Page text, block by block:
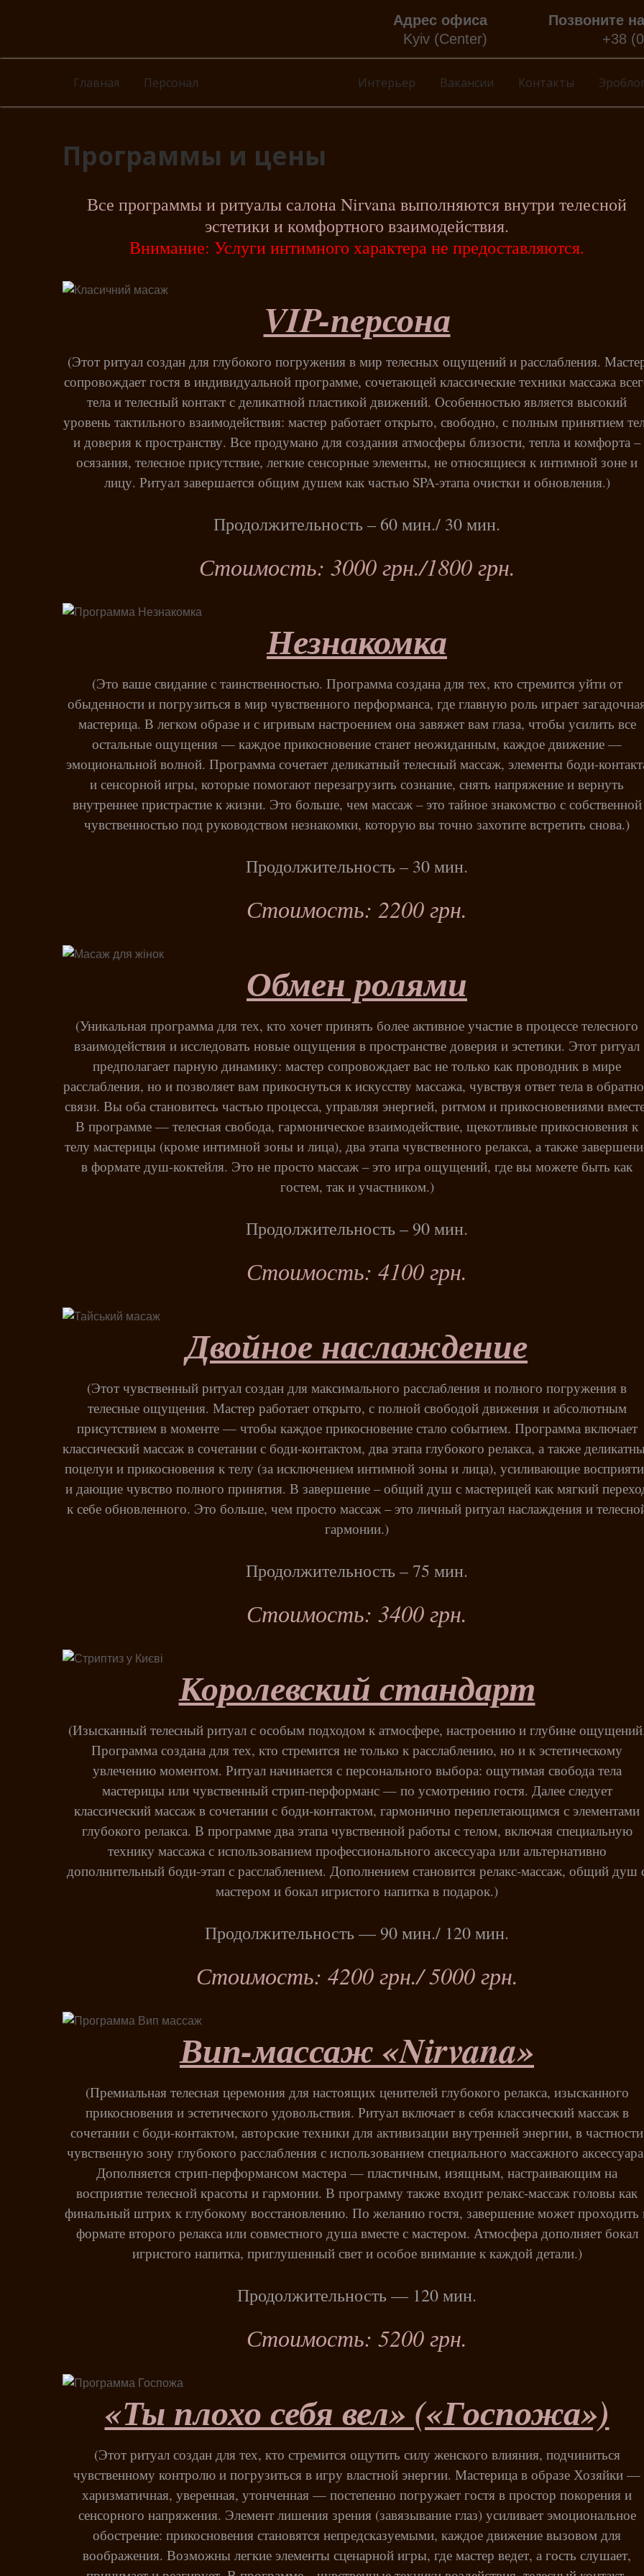
Адрес офиса
Kyiv (Center)
Позвоните
+38
Главная Персонал Интерьер Вакансии Контакты
Программы и цены
Все программы и ритуалы салона Nirvana выполняются внутри телесной
эстетики и комфортного взаимодействия.
Внимание: Услуги интимного характера не предоставляются.
VIP-персона
(Этот ритуал создан для глубокого погружения в мир телесных ощущений и расслабления.
сопровождает гостя в индивидуальной программе, сочетающей классические техники массажа
тела и телесный контакт с деликатной пластикой движений. Особенностью является высокий
уровень тактильного взаимодействия: мастер работает открыто, свободно, с полным принятием
и доверия к пространству. Все продумано для создания атмосферы близости, тепла и комфорта –
осязания, телесное присутствие, легкие сенсорные элементы, не относящиеся к интимной зоне и
лицу. Ритуал завершается общим душем как частью SPA-этапа очистки и обновления.)
Продолжительность – 60 мин./ 30 мин.
Стоимость: 3000 грн./1800 грн.
Незнакомка
(Это ваше свидание с таинственностью. Программа создана для тех, кто стремится уйти от
обыденности и погрузиться в мир чувственного перформанса, где главную роль играет
мастерица. В легком образе и с игривым настроением она завяжет вам глаза, чтобы усилить все
остальные ощущения — каждое прикосновение станет неожиданным, каждое движение —
эмоциональной волной. Программа сочетает деликатный телесный массаж, элементы боди-
и сенсорной игры, которые помогают перезагрузить сознание, снять напряжение и вернуть
внутреннее пристрастие к жизни. Это больше, чем массаж – это тайное знакомство с собственной
чувственностью под руководством незнакомки, которую вы точно захотите встретить снова.)
Продолжительность – 30 мин.
Стоимость: 2200 грн.
Обмен ролями
(Уникальная программа для тех, кто хочет принять более активное участие в процессе телесного
взаимодействия и исследовать новые ощущения в пространстве доверия и эстетики. Этот ритуал
предполагает парную динамику: мастер сопровождает вас не только как проводник в мире
расслабления, но и позволяет вам прикоснуться к искусству массажа, чувствуя ответ тела в
связи. Вы оба становитесь частью процесса, управляя энергией, ритмом и прикосновениями
В программе — телесная свобода, гармоническое взаимодействие, щекотливые прикосновения к
телу мастерицы (кроме интимной зоны и лица), два этапа чувственного релакса, а также
в формате душ-коктейля. Это не просто массаж – это игра ощущений, где вы можете быть как
гостем, так и участником.)
Продолжительность – 90 мин.
Стоимость: 4100 грн.
Двойное наслаждение
(Этот чувственный ритуал создан для максимального расслабления и полного погружения в
телесные ощущения. Мастер работает открыто, с полной свободой движения и абсолютным
присутствием в моменте — чтобы каждое прикосновение стало событием. Программа включает
классический массаж в сочетании с боди-контактом, два этапа глубокого релакса, а также
поцелуи и прикосновения к телу (за исключением интимной зоны и лица), усиливающие
и дающие чувство полного принятия. В завершение – общий душ с мастерицей как мягкий
к себе обновленного. Это больше, чем просто массаж – это личный ритуал наслаждения и
гармонии.)
Продолжительность – 75 мин.
Стоимость: 3400 грн.
Королевский стандарт
(Изысканный телесный ритуал с особым подходом к атмосфере, настроению и глубине
Программа создана для тех, кто стремится не только к расслаблению, но и к эстетическому
увлечению моментом. Ритуал начинается с персонального выбора: ощутимая свобода тела
мастерицы или чувственный стрип-перформанс — по усмотрению гостя. Далее следует
классический массаж в сочетании с боди-контактом, гармонично переплетающимся с элементами
глубокого релакса. В программе два этапа чувственной работы с телом, включая специальную
технику массажа с использованием профессионального аксессуара или альтернативно
дополнительный боди-этап с расслаблением. Дополнением становится релакс-массаж, общий душ
мастером и бокал игристого напитка в подарок.)
Продолжительность — 90 мин./ 120 мин.
Стоимость: 4200 грн./ 5000 грн.
Вип-массаж «Nirvana»
(Премиальная телесная церемония для настоящих ценителей глубокого релакса, изысканного
прикосновения и эстетического удовольствия. Ритуал включает в себя классический массаж в
сочетании с боди-контактом, авторские техники для активизации внутренней энергии, в частности
чувственную зону глубокого расслабления с использованием специального массажного
Дополняется стрип-перформансом мастера — пластичным, изящным, настраивающим на
восприятие телесной красоты и гармонии. В программу также входит релакс-массаж головы как
финальный штрих к глубокому восстановлению. По желанию гостя, завершение может проходить
формате второго релакса или совместного душа вместе с мастером. Атмосфера дополняет бокал
игристого напитка, приглушенный свет и особое внимание к каждой детали.)
Продолжительность — 120 мин.
Стоимость: 5200 грн.
«Ты плохо себя вел» («Госпожа»)
(Этот ритуал создан для тех, кто стремится ощутить силу женского влияния, подчиниться
чувственному контролю и погрузиться в игру властной энергии. Мастерица в образе Хозяйки —
харизматичная, уверенная, утонченная — постепенно погружает гостя в простор покорения и
сенсорного напряжения. Элемент лишения зрения (завязывание глаз) усиливает эмоциональное
обострение: прикосновения становятся непредсказуемыми, каждое движение вызовом для
воображения. Возможны легкие элементы сценарной игры, где мастер ведет, а гость слушает,